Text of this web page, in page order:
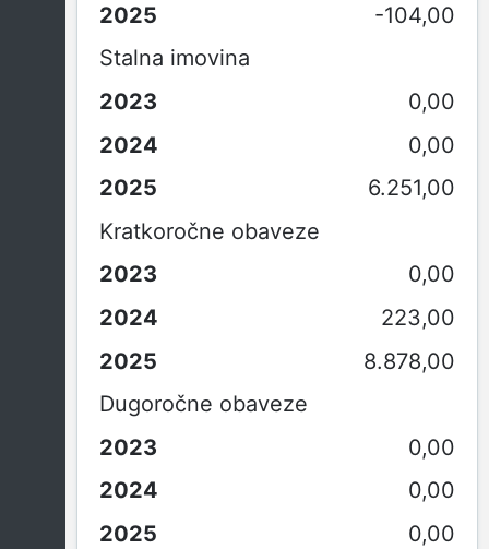
-104,00
Stalna imovina
0,00
0,00
6.251,00
Kratkoročne obaveze
0,00
223,00
8.878,00
Dugoročne obaveze
0,00
0,00
0,00